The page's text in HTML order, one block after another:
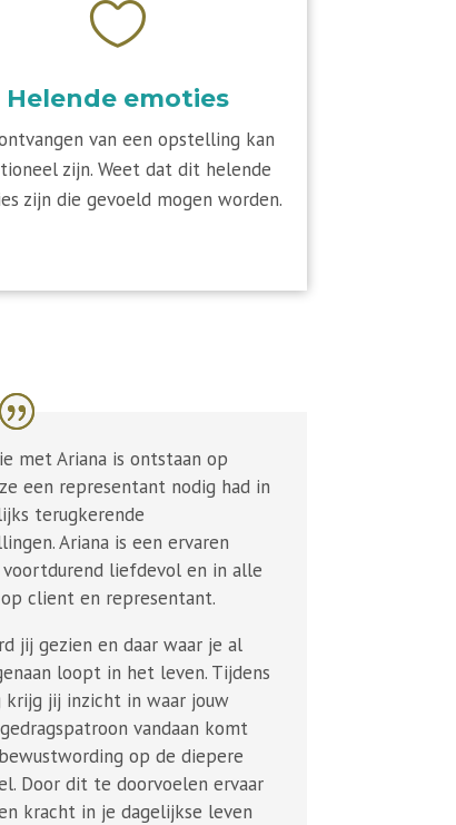

Helende emoties
van een opstelling kan
zijn. Weet dat dit helende
zijn die gevoeld mogen worden.
met Ariana is ontstaan op
een representant nodig had in
terugkerende
Ariana is een ervaren
liefdevol en in alle
client en representant.
jij gezien en daar waar je al
loopt in het leven. Tijdens
jij inzicht in waar jouw
vandaan komt
op de diepere
Door dit te doorvoelen ervaar
kracht in je dagelijkse leven